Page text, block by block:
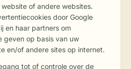
of andere websites.
door Google
en haar partners om
geven op basis van uw
en/of andere sites op internet.
tot of controle over de